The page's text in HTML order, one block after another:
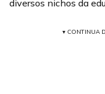
diversos nichos da
▾ CONTINUA